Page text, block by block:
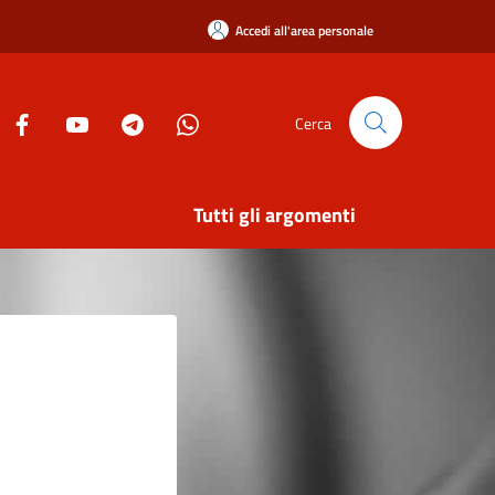
Accedi all'area personale
Cerca
Tutti gli argomenti